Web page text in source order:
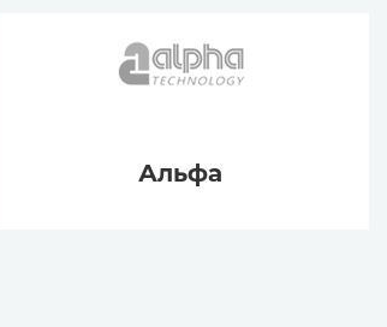
Альфа